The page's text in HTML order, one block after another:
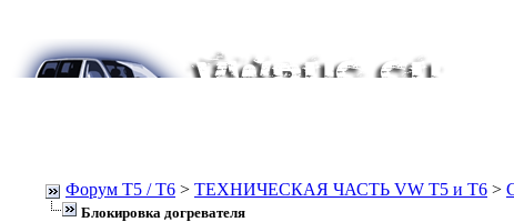
Форум Т5 / T6 > ТЕХНИЧЕСКАЯ ЧАСТЬ VW T5 и T6 >
Блокировка догревателя